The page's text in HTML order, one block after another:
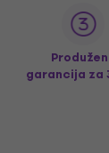
garancija za